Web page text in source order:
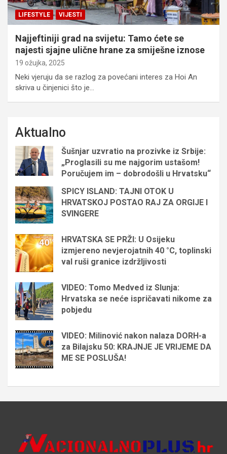
LIFESTYLE VIJESTI
Najjeftiniji grad na svijetu: Tamo ćete se
najesti sjajne ulične hrane za smiješne iznose
19 ožujka, 2025
Neki vjeruju da se razlog za povećani interes za Hoi An
skriva u činjenici što je…
Aktualno
Šušnjar uzvratio na prozivke iz Srbije:
„Proglasili su me najgorim ustašom!
Poručujem im – dobrodošli u Hrvatsku“
SPICY ISLAND: TAJNI OTOK U
HRVATSKOJ POSTAO RAJ ZA ORGIJE I
SVINGERE
HRVATSKA SE PRŽI: U Osijeku
izmjereno nevjerojatnih 40 °C, toplinski
val ruši granice izdržljivosti
VIDEO: Tomo Medved iz Slunja:
Hrvatska se neće ispričavati nikome za
pobjedu
VIDEO: Milinović nakon nalaza DORH-a
za Bilajsku 50: KRAJNJE JE VRIJEME DA
ME SE POSLUŠA!